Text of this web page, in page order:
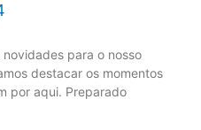
para o nosso
destacar os momentos
por aqui. Preparado